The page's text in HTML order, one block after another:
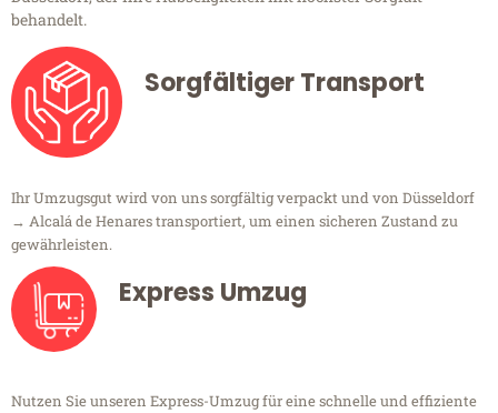
behandelt.
Sorgfältiger Transport
Ihr Umzugsgut wird von uns sorgfältig verpackt und von Düsseldorf
→ Alcalá de Henares transportiert, um einen sicheren Zustand zu
gewährleisten.
Express Umzug
Nutzen Sie unseren Express-Umzug für eine schnelle und effiziente